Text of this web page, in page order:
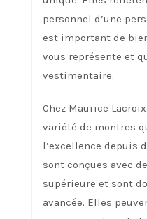
personnel d’une
est important de
vous représente et
vestimentaire.
Chez Maurice
variété de montres
l’excellence depuis
sont conçues avec
supérieure et sont
avancée. Elles